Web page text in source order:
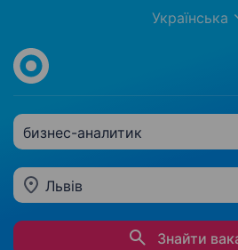
Українська
бизнес-аналитик
Львів
Знайти